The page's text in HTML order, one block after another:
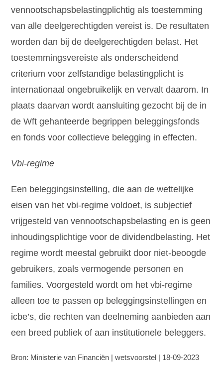
vennootschapsbelastingplichtig als toestemming
van alle deelgerechtigden vereist is. De resultaten
worden dan bij de deelgerechtigden belast. Het
toestemmingsvereiste als onderscheidend
criterium voor zelfstandige belastingplicht is
internationaal ongebruikelijk en vervalt daarom. In
plaats daarvan wordt aansluiting gezocht bij de in
de Wft gehanteerde begrippen beleggingsfonds
en fonds voor collectieve belegging in effecten.
Vbi-regime
Een beleggingsinstelling, die aan de wettelijke
eisen van het vbi-regime voldoet, is subjectief
vrijgesteld van vennootschapsbelasting en is geen
inhoudingsplichtige voor de dividendbelasting. Het
regime wordt meestal gebruikt door niet-beoogde
gebruikers, zoals vermogende personen en
families. Voorgesteld wordt om het vbi-regime
alleen toe te passen op beleggingsinstellingen en
icbe’s, die rechten van deelneming aanbieden aan
een breed publiek of aan institutionele beleggers.
Bron: Ministerie van Financiën | wetsvoorstel | 18-09-2023